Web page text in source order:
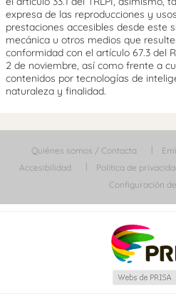
expresa de las reproducciones y
prestaciones accesibles desde este
mecánica u otros medios que
conformidad con el artículo 67.3 del
2 de noviembre, así como frente a
contenidos por tecnologías de
naturaleza y finalidad.
Quiénes somos / Contacta
Accesibilidad
Política de
Configuración